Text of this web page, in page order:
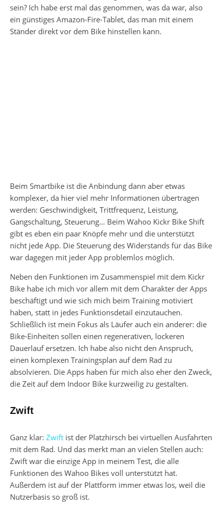
sein? Ich habe erst mal das genommen, was da war, also
ein günstiges Amazon-Fire-Tablet, das man mit einem
Ständer direkt vor dem Bike hinstellen kann.
Beim Smartbike ist die Anbindung dann aber etwas
komplexer, da hier viel mehr Informationen übertragen
werden: Geschwindigkeit, Trittfrequenz, Leistung,
Gangschaltung, Steuerung… Beim Wahoo Kickr Bike Shift
gibt es eben ein paar Knöpfe mehr und die unterstützt
nicht jede App. Die Steuerung des Widerstands für das Bike
war dagegen mit jeder App problemlos möglich.
Neben den Funktionen im Zusammenspiel mit dem Kickr
Bike habe ich mich vor allem mit dem Charakter der Apps
beschäftigt und wie sich mich beim Training motiviert
haben, statt in jedes Funktionsdetail einzutauchen.
Schließlich ist mein Fokus als Läufer auch ein anderer: die
Bike-Einheiten sollen einen regenerativen, lockeren
Dauerlauf ersetzen. Ich habe also nicht den Anspruch,
einen komplexen Trainingsplan auf dem Rad zu
absolvieren. Die Apps haben für mich also eher den Zweck,
die Zeit auf dem Indoor Bike kurzweilig zu gestalten.
Zwift
Ganz klar: Zwift ist der Platzhirsch bei virtuellen Ausfahrten
mit dem Rad. Und das merkt man an vielen Stellen auch:
Zwift war die einzige App in meinem Test, die alle
Funktionen des Wahoo Bikes voll unterstützt hat.
Außerdem ist auf der Plattform immer etwas los, weil die
Nutzerbasis so groß ist.